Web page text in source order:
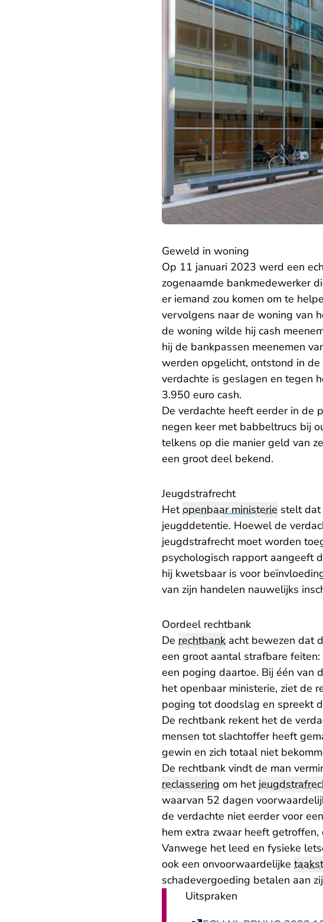
Geweld in woning
Op 11 januari 2023 werd een
zogenaamde bankmedewerker
er iemand zou komen om te
vervolgens naar de woning van
de woning wilde hij cash
hij de bankpassen meenemen
werden opgelicht, ontstond in
verdachte is geslagen en tegen
3.950 euro cash.
De verdachte heeft eerder in de
negen keer met babbeltrucs bij
telkens op die manier geld van
een groot deel bekend.
Jeugdstrafrecht
Hetopenbaar ministerie stelt dat
jeugddetentie. Hoewel de
jeugdstrafrecht moet worden
psychologisch rapport aangeeft
hij kwetsbaar is voor
van zijn handelen nauwelijks
Oordeel rechtbank
De rechtbank acht bewezen dat
een groot aantal strafbare
een poging daartoe. Bij één van
het openbaar ministerie, ziet de
poging tot doodslag en spreekt
De rechtbank rekent het de
mensen tot slachtoffer heeft
gewin en zich totaal niet
De rechtbank vindt de man
reclassering om het
waarvan 52 dagen
de verdachte niet eerder voor
hem extra zwaar heeft
Vanwege het leed en fysieke
ook een onvoorwaardelijke
schadevergoeding betalen aan
Uitspraken